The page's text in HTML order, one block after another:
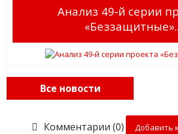
Анализ 49‑й серии
Все новости
Комментарии (0) Добавить